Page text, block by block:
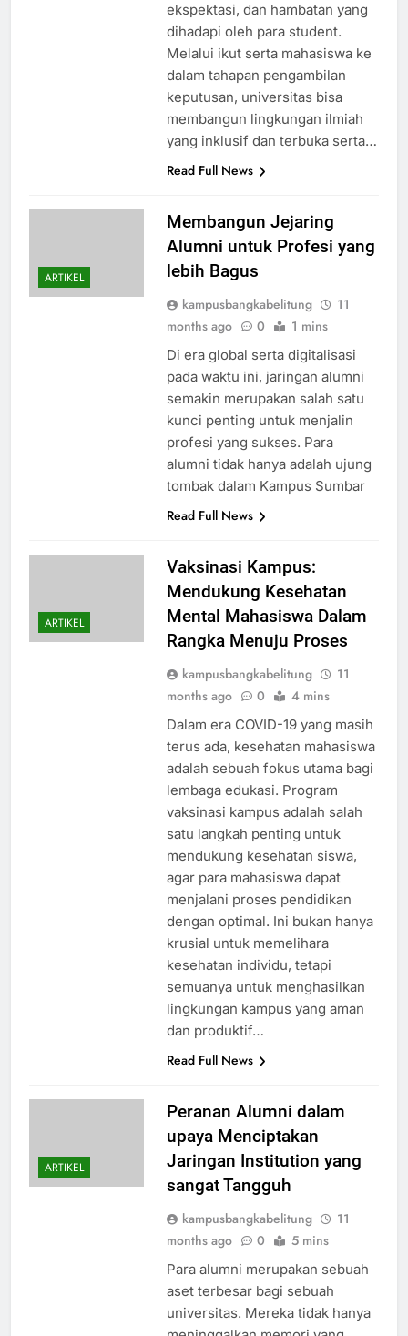
ekspektasi, dan hambatan yang
dihadapi oleh para student.
Melalui ikut serta mahasiswa ke
dalam tahapan pengambilan
keputusan, universitas bisa
membangun lingkungan ilmiah
yang inklusif dan terbuka serta…
Read Full News
ARTIKEL
Membangun Jejaring
Alumni untuk Profesi yang
lebih Bagus
kampusbangkabelitung
11
months ago
0 1 mins
Di era global serta digitalisasi
pada waktu ini, jaringan alumni
semakin merupakan salah satu
kunci penting untuk menjalin
profesi yang sukses. Para
alumni tidak hanya adalah ujung
tombak dalam Kampus Sumbar
Read Full News
ARTIKEL
Vaksinasi Kampus:
Mendukung Kesehatan
Mental Mahasiswa Dalam
Rangka Menuju Proses
kampusbangkabelitung
11
months ago
0 4 mins
Dalam era COVID-19 yang masih
terus ada, kesehatan mahasiswa
adalah sebuah fokus utama bagi
lembaga edukasi. Program
vaksinasi kampus adalah salah
satu langkah penting untuk
mendukung kesehatan siswa,
agar para mahasiswa dapat
menjalani proses pendidikan
dengan optimal. Ini bukan hanya
krusial untuk memelihara
kesehatan individu, tetapi
semuanya untuk menghasilkan
lingkungan kampus yang aman
dan produktif…
Read Full News
ARTIKEL
Peranan Alumni dalam
upaya Menciptakan
Jaringan Institution yang
sangat Tangguh
kampusbangkabelitung
11
months ago
0 5 mins
Para alumni merupakan sebuah
aset terbesar bagi sebuah
universitas. Mereka tidak hanya